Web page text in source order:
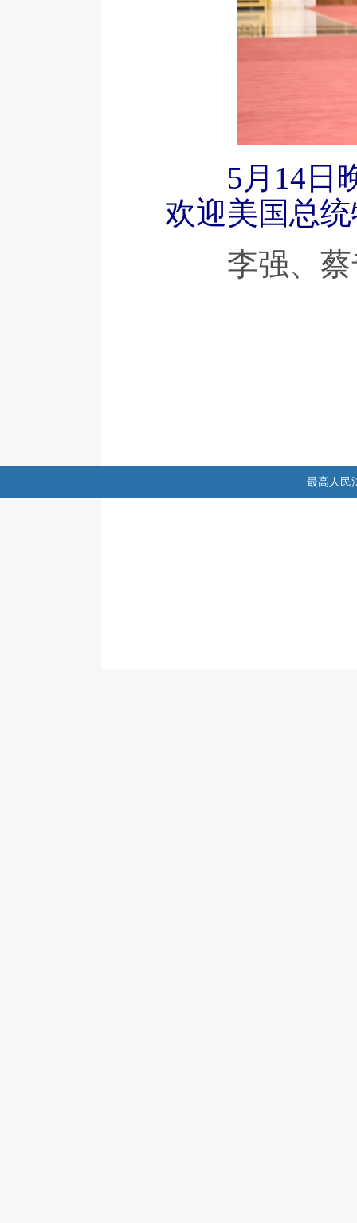
5月14日
欢迎美国总
李强、蔡
最高人民